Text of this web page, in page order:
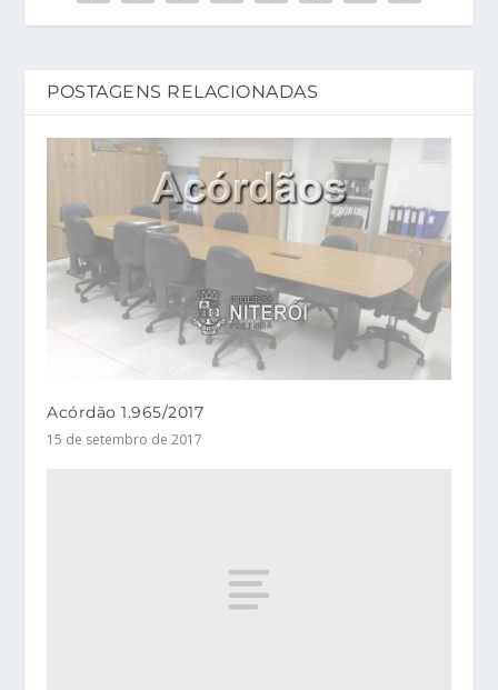
POSTAGENS RELACIONADAS
Acórdão 1.965/2017
15 de setembro de 2017